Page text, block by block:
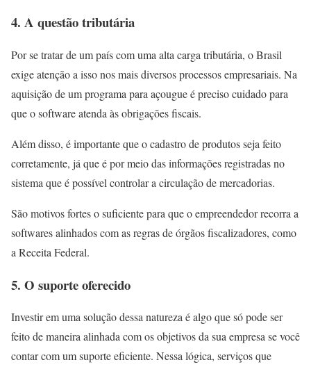
4. A questão tributária
Por se tratar de um país com uma alta carga tributária, o Brasil
exige atenção a isso nos mais diversos processos empresariais. Na
aquisição de um programa para açougue é preciso cuidado para
que o software atenda às obrigações fiscais.
Além disso, é importante que o cadastro de produtos seja feito
corretamente, já que é por meio das informações registradas no
sistema que é possível controlar a circulação de mercadorias.
São motivos fortes o suficiente para que o empreendedor recorra a
softwares alinhados com as regras de órgãos fiscalizadores, como
a Receita Federal.
5. O suporte oferecido
Investir em uma solução dessa natureza é algo que só pode ser
feito de maneira alinhada com os objetivos da sua empresa se você
contar com um suporte eficiente. Nessa lógica, serviços que